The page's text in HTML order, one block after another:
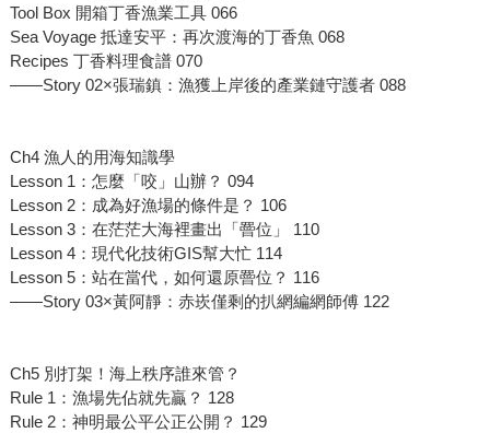
Tool Box 開箱丁香漁業工具 066
Sea Voyage 抵達安平：再次渡海的丁香魚 068
Recipes 丁香料理食譜 070
——Story 02×張瑞鎮：漁獲上岸後的產業鏈守護者 088
Ch4 漁人的用海知識學
Lesson 1：怎麼「咬」山辦？ 094
Lesson 2：成為好漁場的條件是？ 106
Lesson 3：在茫茫大海裡畫出「罾位」 110
Lesson 4：現代化技術GIS幫大忙 114
Lesson 5：站在當代，如何還原罾位？ 116
——Story 03×黃阿靜：赤崁僅剩的扒網編網師傅 122
Ch5 別打架！海上秩序誰來管？
Rule 1：漁場先佔就先贏？ 128
Rule 2：神明最公平公正公開？ 129